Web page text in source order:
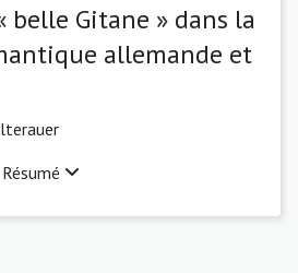
belle Gitane » dans la
allemande et
Résumé